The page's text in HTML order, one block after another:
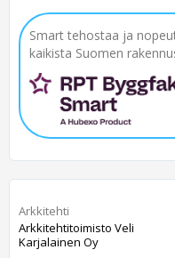
Smart tehostaa ja
kaikista Suomen
Arkkitehti
Arkkitehtitoimisto Veli
Karjalainen Oy